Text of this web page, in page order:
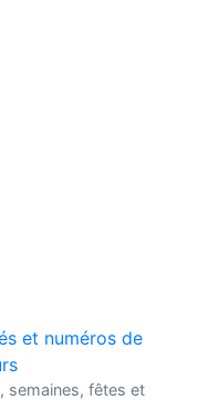
semaines, fêtes et